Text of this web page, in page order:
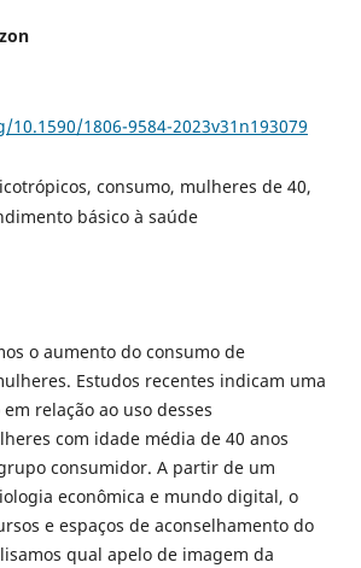
1806-9584-2023v31n193079
consumo, mulheres de 40,
básico à saúde
o aumento do consumo de
Estudos recentes indicam uma
relação ao uso desses
com idade média de 40 anos
consumidor. A partir de um
econômica e mundo digital, o
e espaços de aconselhamento do
qual apelo de imagem da